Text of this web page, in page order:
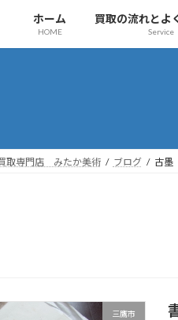
ホーム
HOME
買取の流れとよ
Service
取専門店 みたか美術 ブログ 古墨
三鷹市